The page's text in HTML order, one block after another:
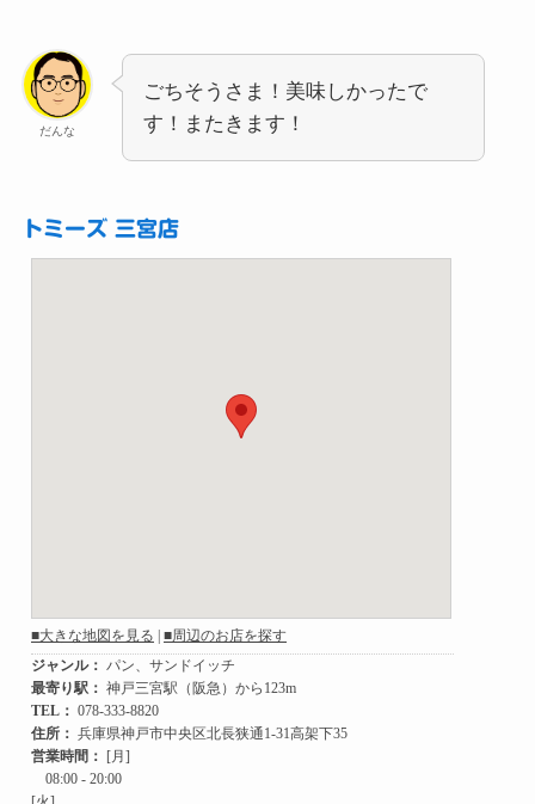
だんな
ごちそうさま！美味しかったで
す！またきます！
トミーズ 三宮店